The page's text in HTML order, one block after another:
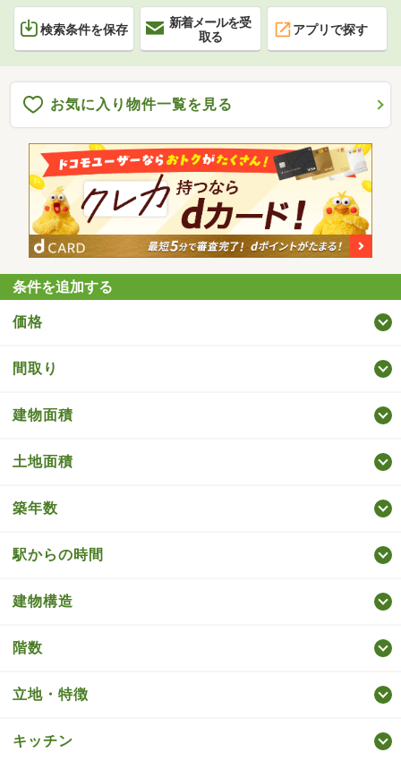
検索条件を保存
新着メールを受
取る
アプリで探す
お気に入り物件一覧を見る
条件を追加する
価格
間取り
建物面積
土地面積
築年数
駅からの時間
建物構造
階数
立地・特徴
キッチン